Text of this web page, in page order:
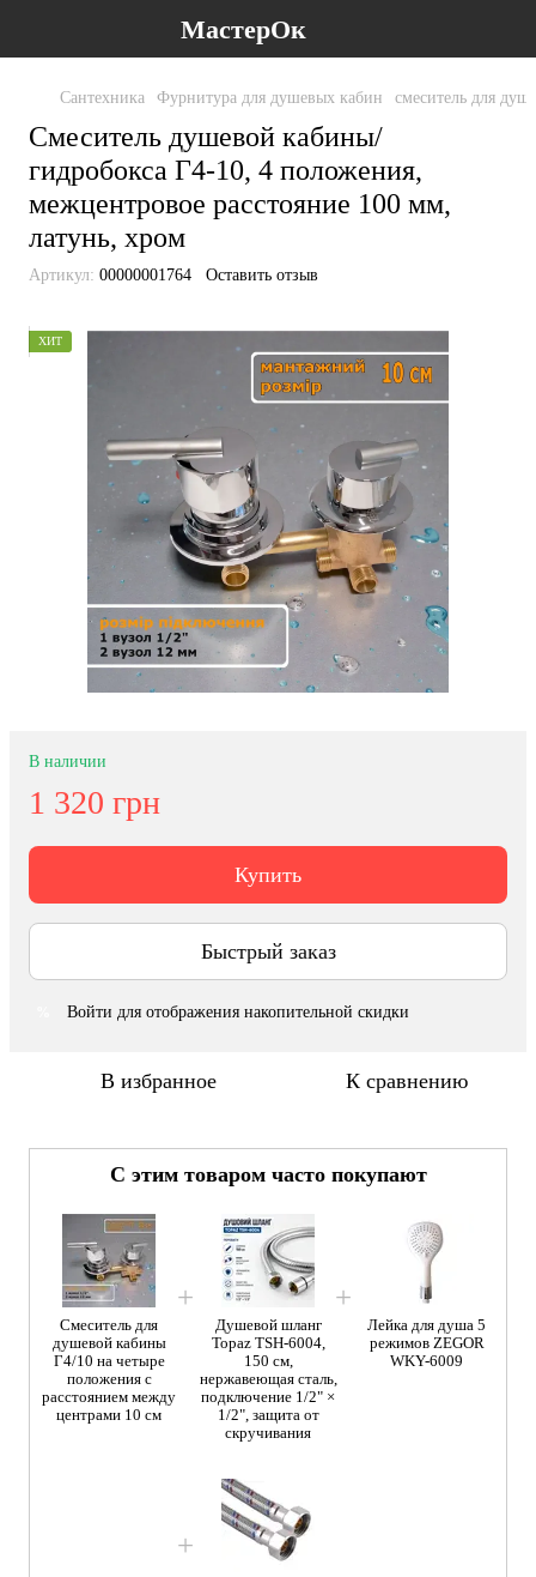
МастерОк
Сантехника Фурнитура для душевых кабин смеситель для
Смеситель душевой кабины/
гидробокса Г4-10, 4 положения,
межцентровое расстояние 100 мм,
латунь, хром
Артикул: 00000001764 Оставить отзыв
ХИТ
В наличии
1 320 грн
Купить
Быстрый заказ
Войти для отображения накопительной скидки
В избранное К сравнению
С этим товаром часто покупают
Смеситель для
душевой кабины
Г4/10 на четыре
положения с
расстоянием между
центрами 10 см
Душевой шланг
Topaz TSH-6004,
150 см,
нержавеющая сталь,
подключение 1/2" ×
1/2", защита от
скручивания
Лейка для душа 5
режимов ZEGOR
WKY-6009